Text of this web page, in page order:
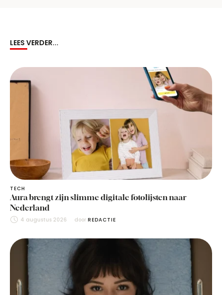
LEES VERDER...
TECH
Aura brengt zijn slimme digitale fotolijsten naar
Nederland
4 augustus 2026 door REDACTIE